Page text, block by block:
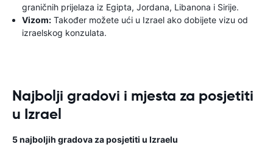
graničnih prijelaza iz Egipta, Jordana, Libanona i Sirije.
Vizom: Također možete ući u Izrael ako dobijete vizu od
izraelskog konzulata.
Najbolji gradovi i mjesta za posjetiti
u Izrael
5 najboljih gradova za posjetiti u Izraelu